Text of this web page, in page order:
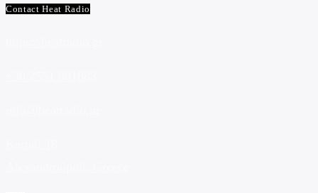
Contact Heat Radio